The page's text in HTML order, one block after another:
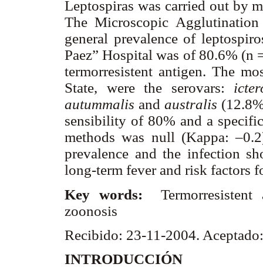
Leptospiras was carried out by
The Microscopic
general prevalence of
Paez” Hospital was of 80.6% (n
termorresistent antigen. The
State, were the serovars:
autummalis andaustralis
sensibility of 80% and a
methods was null (Kappa:
prevalence and the infection
long-term fever and risk factors
Key words:
zoonosis
Recibido: 23-11-2004.
INTRODUCCIÓN